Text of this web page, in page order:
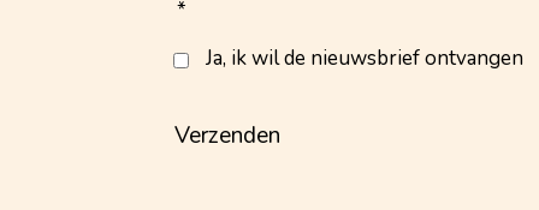
*
Ja, ik wil de nieuwsbrief ontvangen
Verzenden